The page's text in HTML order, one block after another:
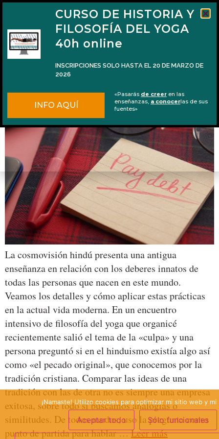
Las 5 deudas de todo ser humano
La cosmovisión hindú presenta una antigua
enseñanza en relación con los deberes innatos de
todas las personas que nacen en este mundo.
Veamos los detalles y cómo aplicar estas prácticas
en la actual vida moderna. En un encuentro
intensivo de filosofía del yoga que organicé
recientemente salió el tema de la «culpa» y una
persona preguntó si en el hinduismo existía algo así
como «el pecado original», que conocemos por la
tradición cristiana. Comparar las ideas de una
tradición con las de otra no es siempre una empresa
exitosa, sobre todo si buscamos analogías o
similitudes. De todos modos, uso la pregunta como
punto de partida para hablar …Leer más
¡Namaste! Utilizo cookies para optimizar mi sitio web y mi
Aceptar todo Sólo funcionales
CURSO DE HISTORIA Y
FILOSOFÍA DEL YOGA
40h online
INSCRIPCIONES SOLO HASTA EL 20 DE MARZO DE
2026
INFO AQUÍ
«Pasarás de creer en las
enseñanzas, a conocerlas de sus
fuentes»